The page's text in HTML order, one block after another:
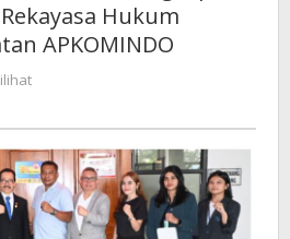
Rusdiah
Ungkap
Palsu
Rekayasa
Hukum
Sistematis
Gugatan
APKOMINDO
Hukum
APKOMINDO